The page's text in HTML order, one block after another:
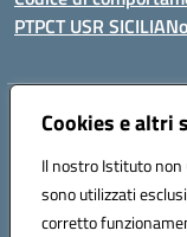
Cookies e altri
Il nostro Istituto
sono utilizzati
corretto
PTPCT USR SICILIA
Indirizzo:Via Enrico
Posta elettronica
Codice fiscale: